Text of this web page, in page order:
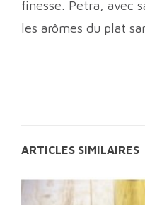
finesse. Petra, avec
les arômes du plat
ARTICLES SIMILAIRES